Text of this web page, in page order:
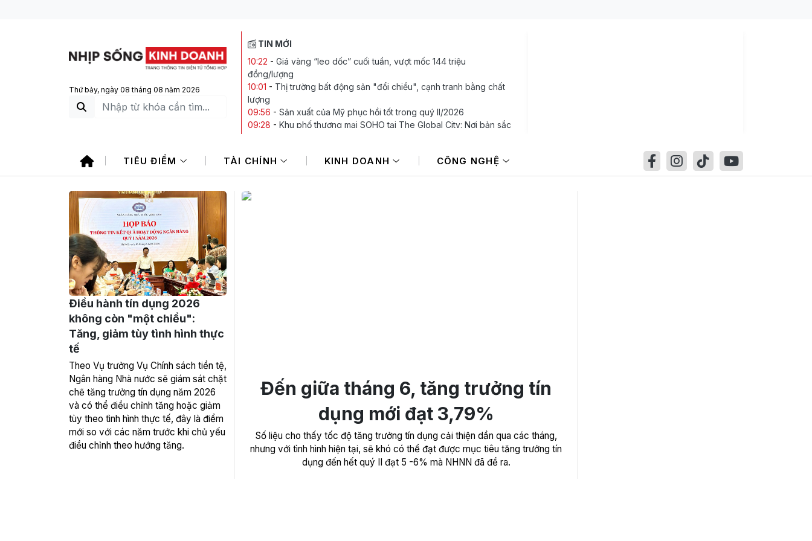
Thứ bảy, ngày 08 tháng 08 năm 2026
TIN MỚI
10:22 - Giá vàng “leo dốc” cuối tuần, vượt mốc 144 triệu
đồng/lượng
10:01 - Thị trường bất động sản "đổi chiều", cạnh tranh bằng chất
lượng
09:56 - Sản xuất của Mỹ phục hồi tốt trong quý II/2026
09:28 - Khu phố thương mại SOHO tại The Global City: Nơi bản sắc
tuần
08:38-Đồng yen yếu – cú hích lợi nhuận cho các nhà sản xuất ô
TIÊU ĐIỂM TÀI CHÍNH KINH DOANH CÔNG NGHỆ
Điều hành tín dụng 2026
không còn "một chiều":
Tăng, giảm tùy tình hình thực
tế
Theo Vụ trưởng Vụ Chính sách tiền tệ,
Ngân hàng Nhà nước sẽ giám sát chặt
chẽ tăng trưởng tín dụng năm 2026
và có thể điều chỉnh tăng hoặc giảm
tùy theo tình hình thực tế, đây là điểm
mới so với các năm trước khi chủ yếu
điều chỉnh theo hướng tăng.
Đến giữa tháng 6, tăng trưởng tín
dụng mới đạt 3,79%
Số liệu cho thấy tốc độ tăng trưởng tín dụng cải thiện dần qua các tháng,
nhưng với tình hình hiện tại, sẽ khó có thể đạt được mục tiêu tăng trưởng tín
dụng đến hết quý II đạt 5 -6% mà NHNN đã đề ra.